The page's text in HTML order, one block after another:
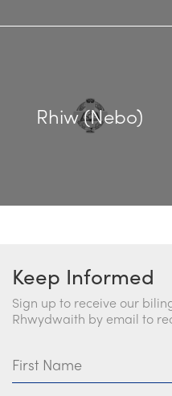
Rhiw (Nebo)
Keep Informed
Sign up to receive our
Rhwydwaith by email to